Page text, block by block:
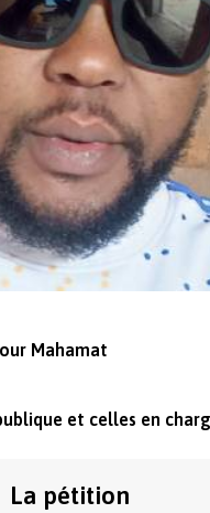
Mahamat
et celles en
La pétition